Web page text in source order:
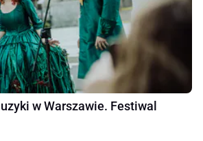
w Warszawie. Festiwal